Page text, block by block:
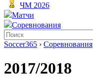
ЧМ 2026
Матчи
Соревнования
Soccer365 › Соревнования
2017/2018